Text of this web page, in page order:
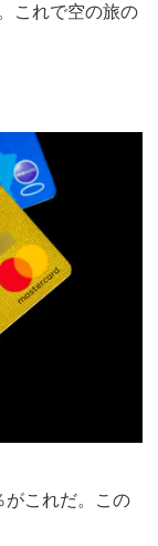
これで空の旅の
これだ。この